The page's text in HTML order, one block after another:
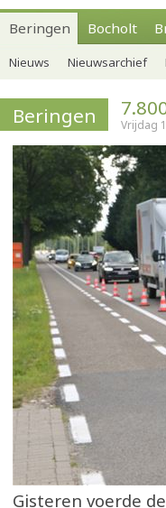
Beringen Bocholt
Nieuws Nieuwsarchief
Beringen Vrijdag
Gisteren voerde